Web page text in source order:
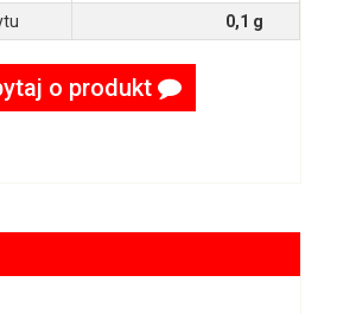
0,1 g
o produkt